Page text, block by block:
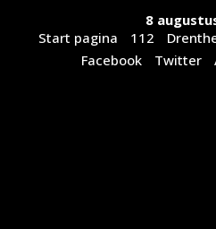
8
Start pagina
112
Facebook
Twitter